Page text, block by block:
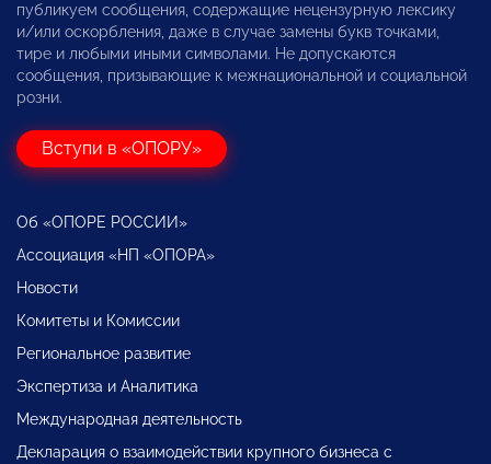
публикуем сообщения, содержащие нецензурную лексику
и/или оскорбления, даже в случае замены букв точками,
тире и любыми иными символами. Не допускаются
сообщения, призывающие к межнациональной и социальной
розни.
Вступи в «ОПОРУ»
Об «ОПОРЕ РОССИИ»
Ассоциация «НП «ОПОРА»
Новости
Комитеты и Комиссии
Региональное развитие
Экспертиза и Аналитика
Международная деятельность
Декларация о взаимодействии крупного бизнеса с